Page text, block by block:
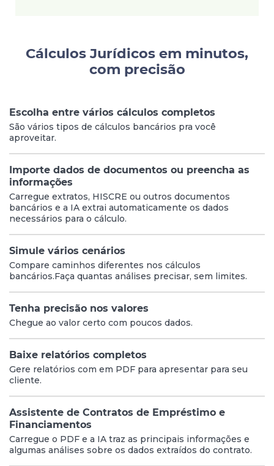
Cálculos Jurídicos em minutos,
com precisão
Escolha entre vários cálculos completos
São vários tipos de cálculos bancários pra você
aproveitar.
Importe dados de documentos ou preencha as
informações
Carregue extratos, HISCRE ou outros documentos
bancários e a IA extrai automaticamente os dados
necessários para o cálculo.
Simule vários cenários
Compare caminhos diferentes nos cálculos
bancários.Faça quantas análises precisar, sem limites.
Tenha precisão nos valores
Chegue ao valor certo com poucos dados.
Baixe relatórios completos
Gere relatórios com em PDF para apresentar para seu
cliente.
Assistente de Contratos de Empréstimo e
Financiamentos
Carregue o PDF e a IA traz as principais informações e
algumas análises sobre os dados extraídos do contrato.